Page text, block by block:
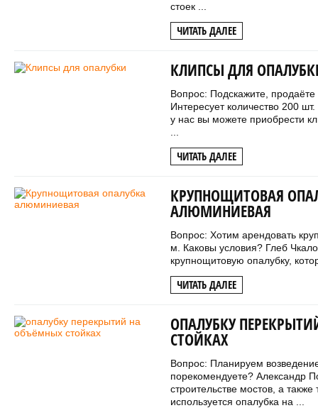
стоек ...
ЧИТАТЬ ДАЛЕЕ
КЛИПСЫ ДЛЯ
Вопрос: Подскажите,
Интересует количество 200
у нас вы можете приобрести
ЧИТАТЬ ДАЛЕЕ
КРУПНОЩИТОВАЯ
АЛЮМИНИЕВАЯ
Вопрос: Хотим арендовать
м. Каковы условия? Глеб
крупнощитовую опалубку,
ЧИТАТЬ ДАЛЕЕ
ОПАЛУБКУ
СТОЙКАХ
Вопрос: Планируем
порекомендуете? Александр
строительстве мостов, а также
используется опалубка на ...